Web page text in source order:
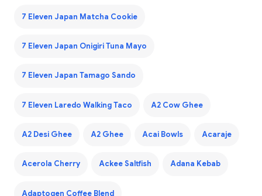
7 Eleven Japan Matcha Cookie
7 Eleven Japan Onigiri Tuna Mayo
7 Eleven Japan Tamago Sando
7 Eleven Laredo Walking Taco A2 Cow Ghee
A2 Desi Ghee A2 Ghee Acai Bowls Acaraje
Acerola Cherry Ackee Saltfish Adana Kebab
Adaptogen Coffee Blend